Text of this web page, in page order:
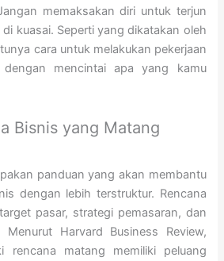
memaksakan diri untuk terjun
kuasai. Seperti yang dikatakan oleh
cara untuk melakukan pekerjaan
mencintai apa yang kamu
Bisnis yang Matang
panduan yang akan membantu
dengan lebih terstruktur. Rencana
pasar, strategi pemasaran, dan
Menurut Harvard Business Review,
rencana matang memiliki peluang